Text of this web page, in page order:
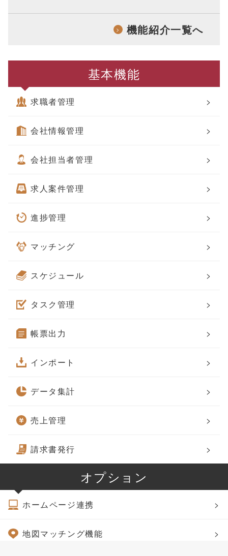
> 機能紹介一覧へ
基本機能
求職者管理 >
会社情報管理 >
会社担当者管理 >
求人案件管理 >
進捗管理 >
マッチング >
スケジュール >
タスク管理 >
帳票出力 >
インポート >
データ集計 >
売上管理 >
請求書発行 >
オプション
ホームページ連携 >
地図マッチング機能 >